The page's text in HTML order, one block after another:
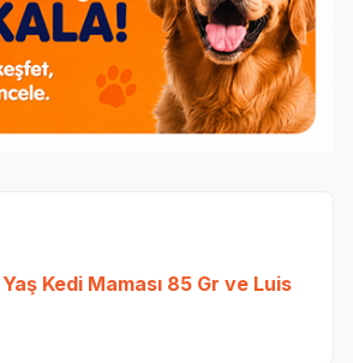
Kedi Maması 85 Gr ve Luis